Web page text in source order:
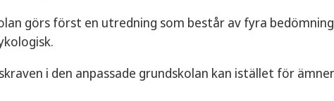
görs först en utredning som består av fyra
i den anpassade grundskolan kan istället för